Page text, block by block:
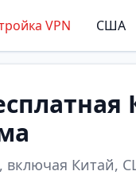
VPN США
включая Китай,